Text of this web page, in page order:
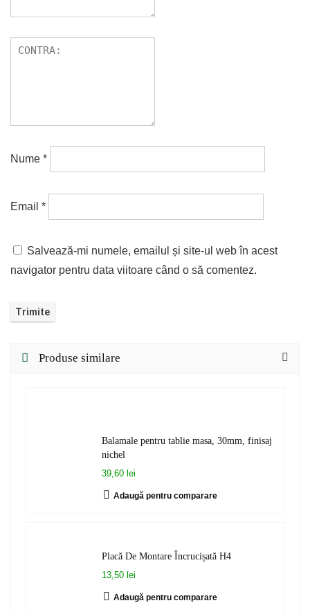
Nume *
Email *
Salvează-mi numele, emailul și site-ul web în acest
navigator pentru data viitoare când o să comentez.
Produse similare
Balamale pentru tablie masa, 30mm, finisaj
nichel
39,60 lei
Adaugă pentru comparare
Placă De Montare Încrucișată H4
13,50 lei
Adaugă pentru comparare